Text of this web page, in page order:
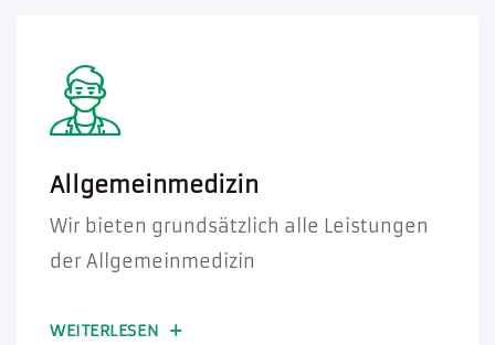
Allgemeinmedizin
Wir bieten grundsätzlich alle Leistungen
der Allgemeinmedizin
WEITERLESEN